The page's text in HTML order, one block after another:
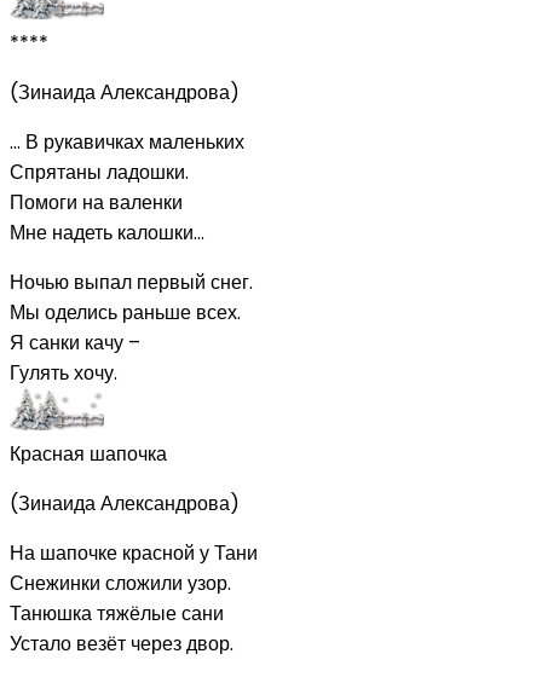
****
(Зинаида Александрова)
… В рукавичках маленьких
Спрятаны ладошки.
Помоги на валенки
Мне надеть калошки…
Ночью выпал первый снег.
Мы оделись раньше всех.
Я санки качу –
Гулять хочу.
Красная шапочка
(Зинаида Александрова)
На шапочке красной у Тани
Снежинки сложили узор.
Танюшка тяжёлые сани
Устало везёт через двор.